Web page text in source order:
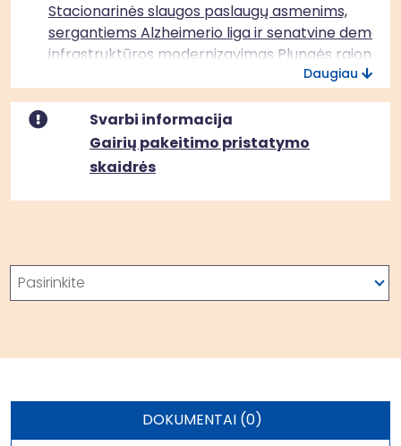
Stacionarinės slaugos paslaugų asmenims,
sergantiems Alzheimerio liga ir senatvine
infrastruktūros modernizavimas Plungės rajono
Daugiau
Svarbi informacija
Gairių pakeitimo pristatymo
skaidrės
Paieška
Pasirinkite
DOKUMENTAI (0)